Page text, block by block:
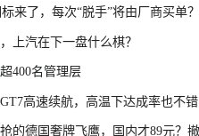
来了，每次“脱手”将由厂商买单？
上汽在下一盘什么棋？
400名管理层
高速续航，高温下达成率也不错
的德国奢牌飞鹰，国内才89元？